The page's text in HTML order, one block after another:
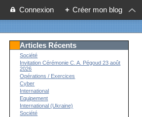
Connexion + Créer mon blog
Articles Récents
Société
Invitation Cérémonie C. A. Pégoud 23 août
2026
Opérations / Exercices
Cyber
International
Equipement
International (Ukraine)
Société